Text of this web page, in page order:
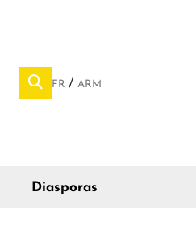
FR ARM
Diasporas